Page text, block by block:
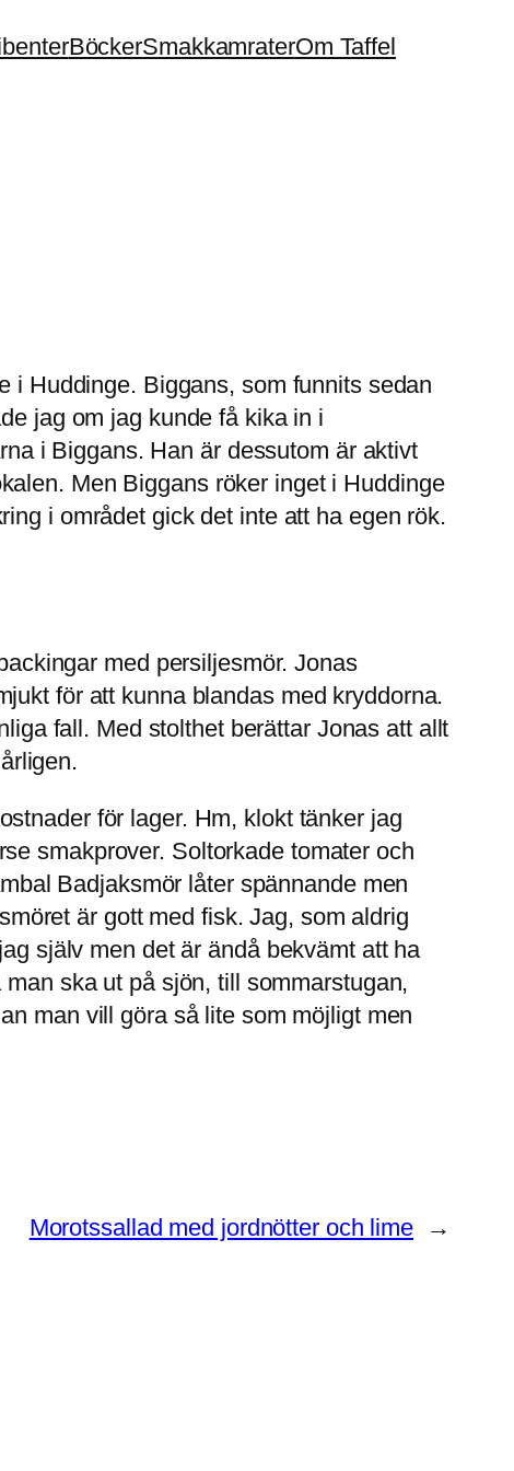
BöckerSmakkamraterOm Taffel
i Huddinge. Biggans, som funnits sedan
jag om jag kunde få kika in i
i Biggans. Han är dessutom är aktivt
Men Biggans röker inget i Huddinge
i området gick det inte att ha egen rök.
med persiljesmör. Jonas
för att kunna blandas med kryddorna.
fall. Med stolthet berättar Jonas att allt
för lager. Hm, klokt tänker jag
smakprover. Soltorkade tomater och
Badjaksmör låter spännande men
är gott med fisk. Jag, som aldrig
själv men det är ändå bekvämt att ha
ska ut på sjön, till sommarstugan,
man vill göra så lite som möjligt men
Morotssallad med jordnötter och lime →